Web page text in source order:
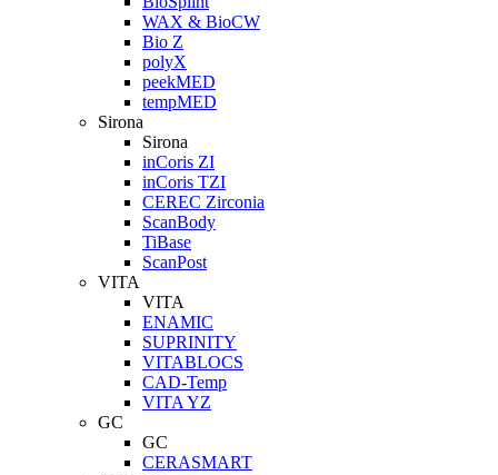
WAX & BioCW
Bio Z
polyX
peekMED
tempMED
Sirona
Sirona
inCoris ZI
inCoris TZI
CEREC Zirconia
ScanBody
TiBase
ScanPost
VITA
VITA
ENAMIC
SUPRINITY
VITABLOCS
CAD-Temp
VITA YZ
GC
GC
CERASMART